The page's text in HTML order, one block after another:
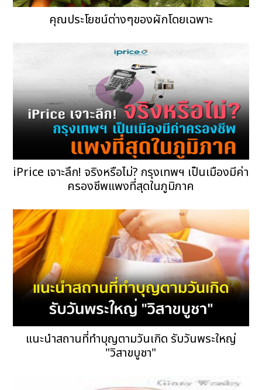
คุณประโยชน์ต่างๆของผักโดยเฉพาะ
iPrice เจาะลึก! จริงหรือไม่? กรุงเทพฯ เป็นเมืองมีค่า
ครองชีพแพงที่สุดในภูมิภาค
แนะนำสถานที่ทำบุญตามวันเกิด รับวันพระใหญ่
"วิสาขบูชา"